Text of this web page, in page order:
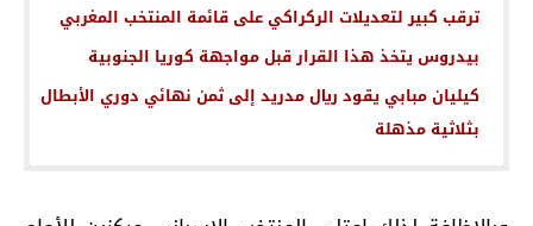
ترقب كبير لتعديلات الركراكي على قائمة المنتخب المغربي
بيدروس يتخذ هذا القرار قبل مواجهة كوريا الجنوبية
كيليان مبابي يقود ريال مدريد إلى ثمن نهائي دوري الأبطال
بثلاثية مذهلة